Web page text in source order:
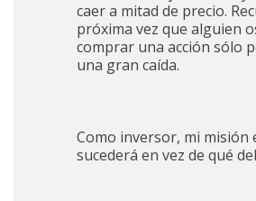
caer a mitad de precio.
próxima vez que alguien
comprar una acción sólo
una gran caída.
Como inversor, mi misión
sucederá en vez de qué